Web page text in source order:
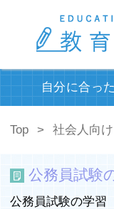
自分に合っ
Top 社会人向けの勉強アプリ
公務員試験
公務員試験の学習